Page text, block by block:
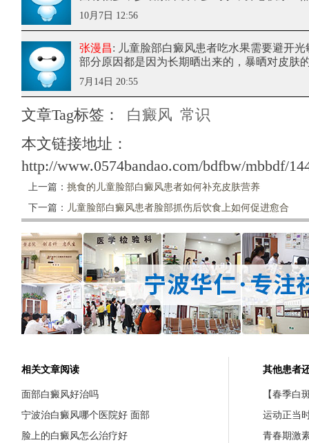
10月7日 12:56
张漫昌: 儿童脸部白癜风患者吃水果需要避开光
部分原因都是因为长期晒出来的，暴晒对皮肤
7月14日 20:55
文章Tag标签： 白癜风 常识
本文链接地址：
http://www.0574bandao.com/bdfbw/mbbdf/
上一篇： 挑食的儿童脸部白癜风患者如何补充皮肤营养
下一篇： 儿童脸部白癜风患者脸部抓伤后饮食上如何促进愈合
相关文章阅读
面部白癜风好治吗
宁波治白癜风哪个医院好 面部
脸上的白癜风怎么治疗好
其他患者
【春季白
运动正当
青春期激